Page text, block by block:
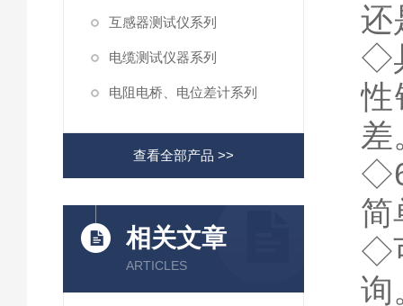
互感器测试仪系列
电缆测试仪器系列
电阻电桥、电位差计系列
查看全部产品 >>
相关文章
ARTICLES
还
◇
性
差
简
◇
询